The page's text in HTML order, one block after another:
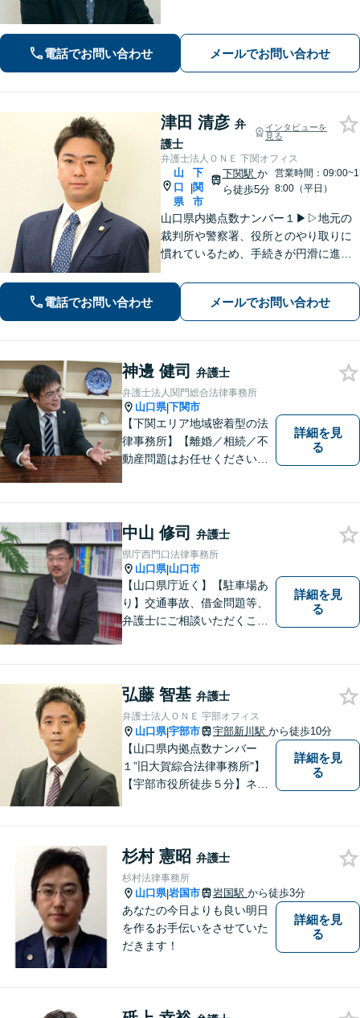
心してお任せください。【夜間対応】
電話でお問い合わせ メールでお問い合わせ
津田 清彦 弁
護士
インタビューを
見る
弁護士法人ＯＮＥ 下関オフィス
山
口
県
|
下
関
市
下関駅 か
ら徒歩5分
営業時間：09:00~1
8:00（平日）
山口県内拠点数ナンバー１▶︎▷地元の
裁判所や警察署、役所とのやり取りに
慣れているため、手続きが円滑に進み
ことで、仕事帰りや急な事態でも相談
に行きやすくなります。法律トラブル
は「地域密着」の当事務所にご相談く
ださい。
電話でお問い合わせ メールでお問い合わせ
神邊 健司 弁護士
弁護士法人関門総合法律事務所
山口県|下関市
【下関エリア地域密着型の法
律事務所】【離婚／相続／不
動産問題はお任せください】
りの声を大切にし、適切な解
決方法をご提案いたします。
詳細を見
る
中山 修司 弁護士
県庁西門口法律事務所
山口県|山口市
【山口県庁近く】【駐車場あ
り】交通事故、借金問題等、
弁護士にご相談いただくこと
る弁護士が、客観的視点から
事案を検討し、最適の解決方
法を探ります。
詳細を見
る
弘藤 智基 弁護士
弁護士法人ＯＮＥ 宇部オフィス
山口県|宇部市 宇部新川駅 から徒歩10分
【山口県内拠点数ナンバー
１”旧大賀綜合法律事務所"】
【宇部市役所徒歩５分】ネッ
相談ください。
詳細を見
る
杉村 憲昭 弁護士
杉村法律事務所
山口県|岩国市 岩国駅 から徒歩3分
あなたの今日よりも良い明日
を作るお手伝いをさせていた
だきます！
詳細を見
る